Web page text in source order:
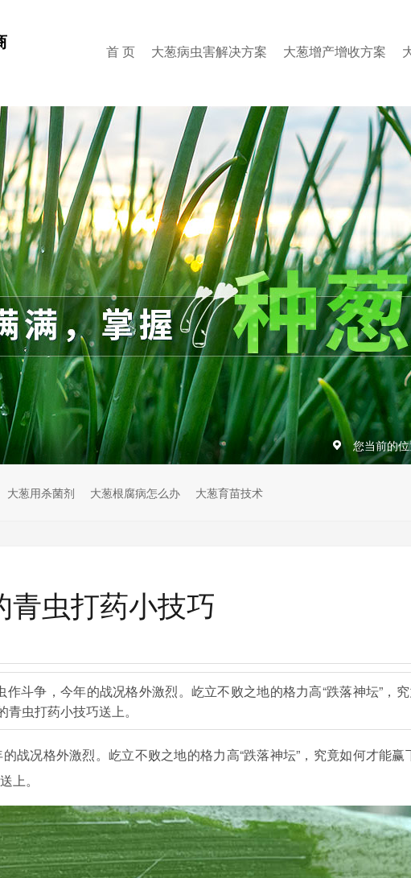
首 页 大葱病虫害解决方案 大葱增产增收方案
您当前的
大葱用杀菌剂 大葱根腐病怎么办 大葱育苗技术
虫打药小技巧
作斗争，今年的战况格外激烈。屹立不败之地的格力高“跌落神坛”，
虫打药小技巧送上。
战况格外激烈。屹立不败之地的格力高“跌落神坛”，究竟如何才能赢
上。